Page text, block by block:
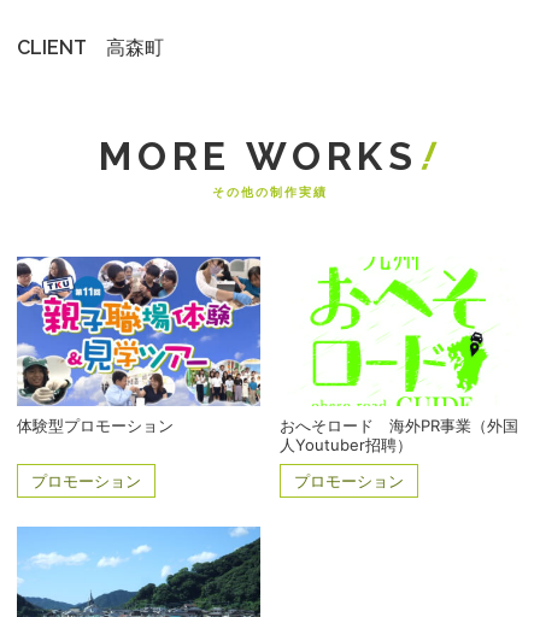
CLIENT 高森町
その他の制作実績
体験型プロモーション
プロモーション
おへそロード 海外PR事業（外国
人Youtuber招聘）
プロモーション